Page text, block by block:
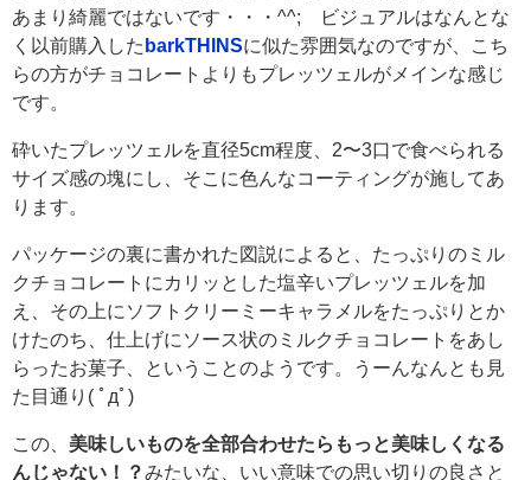
あまり綺麗ではないです・・・^^; ビジュアルはなんとな
く以前購入した barkTHINSに似た雰囲気なのですが、こち
らの方がチョコレートよりもプレッツェルがメインな感じ
です。
砕いたプレッツェルを直径5cm程度、2〜3口で食べられる
サイズ感の塊にし、そこに色んなコーティングが施してあ
ります。
パッケージの裏に書かれた図説によると、たっぷりのミル
クチョコレートにカリッとした塩辛いプレッツェルを加
え、その上にソフトクリーミーキャラメルをたっぷりとか
けたのち、仕上げにソース状のミルクチョコレートをあし
らったお菓子、ということのようです。うーんなんとも見
た目通り( ﾟдﾟ)
この、 美味しいものを全部合わせたらもっと美味しくなる
んじゃない！？みたいな、いい意味での思い切りの良さと